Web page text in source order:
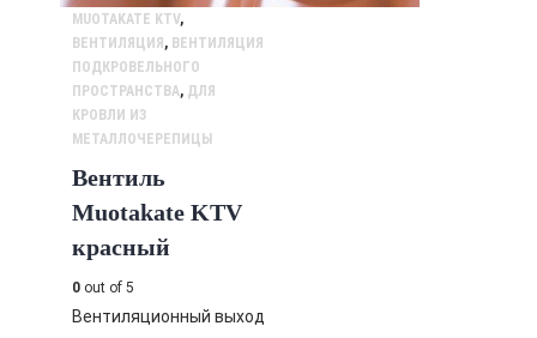
MUOTAKATE KTV,
ВЕНТИЛЯЦИЯ , ВЕНТИЛЯЦИЯ
ПОДКРОВЕЛЬНОГО
ПРОСТРАНСТВА, ДЛЯ
КРОВЛИ ИЗ
МЕТАЛЛОЧЕРЕПИЦЫ
Вентиль
Muotakate KTV
красный
0 out of 5
Вентиляционный выход